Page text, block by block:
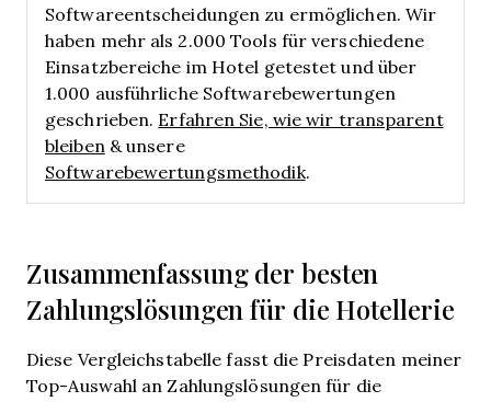
Softwareentscheidungen zu ermöglichen. Wir
haben mehr als 2.000 Tools für verschiedene
Einsatzbereiche im Hotel getestet und über
1.000 ausführliche Softwarebewertungen
geschrieben. Erfahren Sie, wie wir transparent
bleiben & unsere
Softwarebewertungsmethodik.
Zusammenfassung der besten
Zahlungslösungen für die Hotellerie
Diese Vergleichstabelle fasst die Preisdaten meiner
Top-Auswahl an Zahlungslösungen für die